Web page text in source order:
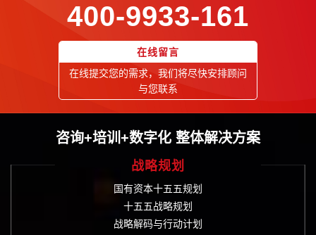
400-9933-161
在线留言
在线提交您的需求，我们将尽快安排顾问
与您联系
咨询+培训+数字化 整体解决方案
战略规划
国有资本十五五规划
十五五战略规划
战略解码与行动计划